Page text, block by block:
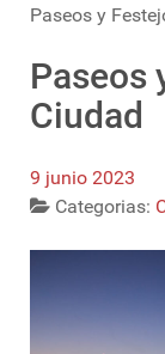
Paseos y
Paseos
Ciudad
9 junio 2023
Categorias: